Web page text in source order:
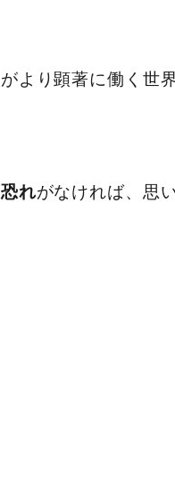
がより顕著に働く世界
恐れがなければ、思